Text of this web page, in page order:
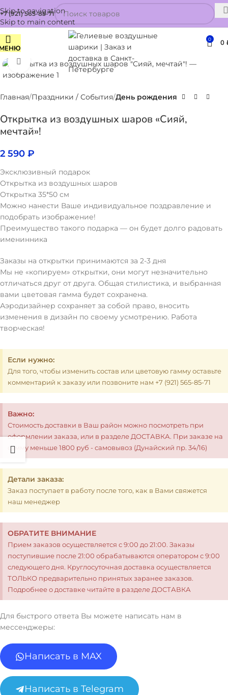
Skip to navigation
Skip to main content
+7 (921) 565-85-71
0 0
Нажмите, чтобы увеличить
Главная Праздники / События День рождения
Открытка из воздушных шаров «Сияй,
мечтай»!
2 590 ₽
Эксклюзивный подарок
Открытка из воздушных шаров
Открытка 35*50 см
Можно нанести Ваше индивидуальное поздравление и
подобрать изображение!
Преимущество такого подарка — он будет долго радовать
именинника
Заказы на открытки принимаются за 2-3 дня
Мы не «копируем» открытки, они могут незначительно
отличаться друг от друга. Общая стилистика, и выбранная
вами цветовая гамма будет сохранена.
Аэродизайнер сохраняет за собой право, вносить
изменения в дизайн по своему усмотрению. Работа
творческая!
Если нужно:
Для того, чтобы изменить состав или цветовую гамму оставьте
комментарий к заказу или позвоните нам +7 (921) 565-85-71
Важно:
Стоимость доставки в Ваш район можно посмотреть при
оформлении заказа, или в разделе ДОСТАВКА. При заказе на
сумму меньше 1800 руб - самовывоз (Дунайский пр. 34/16)
Детали заказа:
Заказ поступает в работу после того, как в Вами свяжется
наш менеджер
ОБРАТИТЕ ВНИМАНИЕ
Прием заказов осуществляется с 9:00 до 21:00. Заказы
поступившие после 21:00 обрабатываются оператором с 9:00
следующего дня. Круглосуточная доставка осуществляется
ТОЛЬКО предварительно принятых заранее заказов.
Подробнее о доставке читайте в разделе ДОСТАВКА
Для быстрого ответа Вы можете написать нам в
мессенджеры:
Написать в MAX
Написать в Telegram